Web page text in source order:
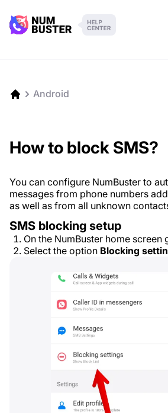
Android
How to block SMS?
You can configure NumBuster to
messages from phone numbers
as well as from all unknown
SMS blocking setup
On the NumBuster home screen
Select the option Blocking